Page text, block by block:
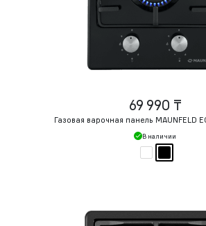
69 990 ₸
Газовая варочная панель MAUNFELD
В наличии